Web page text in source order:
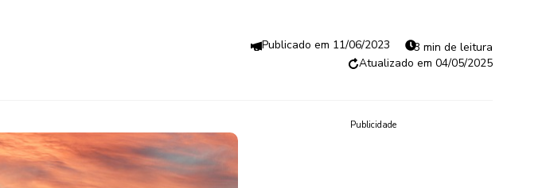
11/06/2023
3 min de leitura
04/05/2025
Publicidade